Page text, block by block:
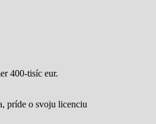
400-tisíc eur.
príde o svoju licenciu